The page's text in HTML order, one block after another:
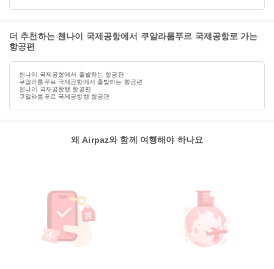
더 추천하는 첸나이 국제공항에서 쿠알라룸푸르 국제공항로 가는
항공편
첸나이 국제공항에서 출발하는 항공편
쿠알라룸푸르 국제공항에서 출발하는 항공편
첸나이 국제공항행 항공편
쿠알라룸푸르 국제공항행 항공편
왜 Airpaz와 함께 여행해야 하나요